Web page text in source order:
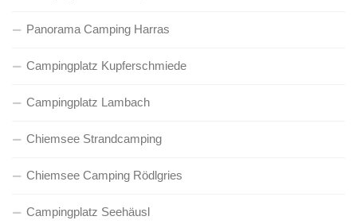
Panorama Camping Harras
Campingplatz Kupferschmiede
Campingplatz Lambach
Chiemsee Strandcamping
Chiemsee Camping Rödlgries
Campingplatz Seehäusl